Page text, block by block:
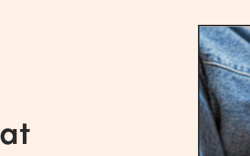
Tamponit